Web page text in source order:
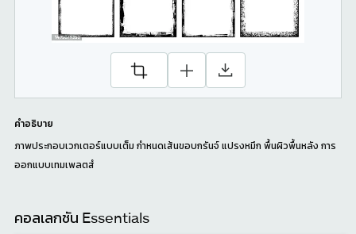
คำอธิบาย
ภาพประกอบเวกเตอร์แบบเต็ม กําหนดเส้นขอบกรันจ์ แปรงหมึก พื้นผิวพื้นหลัง การ
ออกแบบเทมเพลตสํ
คอลเลกชัน Essentials